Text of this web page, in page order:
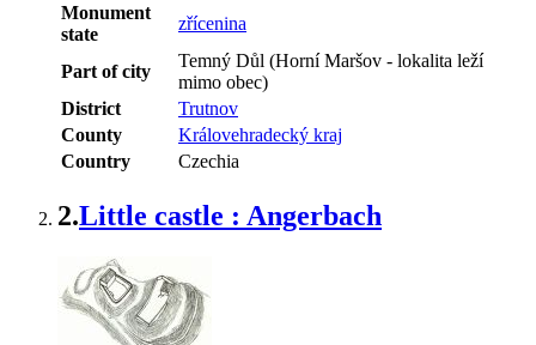
Monument
state
zřícenina
Part of city
Temný Důl (Horní Maršov - lokalita leží
mimo obec)
District
Trutnov
County
Královehradecký kraj
Country
Czechia
2.Little castle : Angerbach